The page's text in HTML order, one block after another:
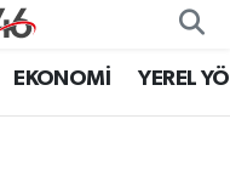
EKONOMİ YEREL